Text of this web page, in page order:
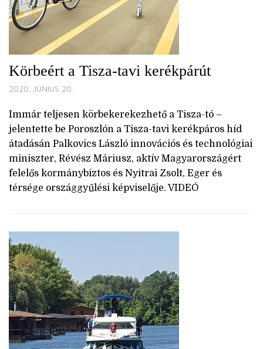
Körbeért a Tisza-tavi kerékpárút
2020. JÚNIUS 20.
Immár teljesen körbekerekezhető a Tisza-tó –
jelentette be Poroszlón a Tisza-tavi kerékpáros híd
átadásán Palkovics László innovációs és technológiai
miniszter, Révész Máriusz, aktív Magyarországért
felelős kormánybiztos és Nyitrai Zsolt, Eger és
térsége országgyűlési képviselője. VIDEÓ